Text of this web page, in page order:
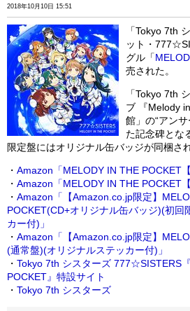
2018年10月10日 15:51
「Tokyo 7th
ット・
グル「
売された。
「Tokyo 7th
ブ 『Melody
館」の“アン
た記念碑とな
限定盤にはオリジナル缶バッジが同梱され
・ Amazon 「MELODY IN THE POCKET
・ Amazon 「MELODY IN THE POCKET
・ Amazon 「【Amazon.co.jp限定】
POCKET(CD+オリジナル缶バッジ)(初回
カー付)」
・ Amazon 「【Amazon.co.jp限定】
(通常盤)(オリジナルステッカー付)」
・ Tokyo 7th シスターズ 777☆SISTERS
POCKET』特設サイト
・ Tokyo 7th シスターズ